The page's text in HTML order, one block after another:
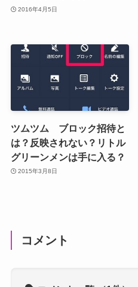
2016年4月5日
ツムツム ブロック招待と
は？反映されない？リトル
グリーンメンは手に入る？
2015年3月8日
コメント